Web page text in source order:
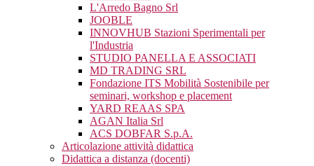
L'Arredo Bagno Srl
JOOBLE
INNOVHUB Stazioni Sperimentali per
l'Industria
STUDIO PANELLA E ASSOCIATI
MD TRADING SRL
Fondazione ITS Mobilità Sostenibile per
seminari, workshop e placement
YARD REAAS SPA
AGAN Italia Srl
ACS DOBFAR S.p.A.
Articolazione attività didattica
Didattica a distanza (docenti)